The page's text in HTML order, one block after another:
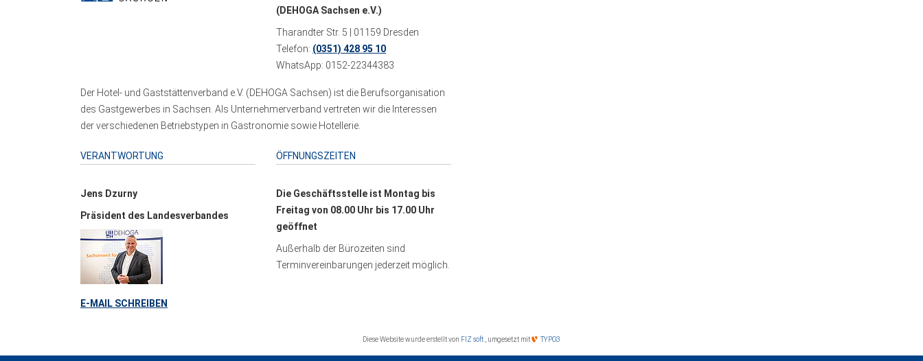
(DEHOGA Sachsen e.V.)
Tharandter Str. 5 | 01159 Dresden
Telefon: (0351) 428 95 10
WhatsApp: 0152-22344383
Der Hotel- und Gaststättenverband e.V. (DEHOGA Sachsen) ist die Berufsorganisation
des Gastgewerbes in Sachsen. Als Unternehmerverband vertreten wir die Interessen
der verschiedenen Betriebstypen in Gastronomie sowie Hotellerie.
VERANTWORTUNG
Jens Dzurny
Präsident des Landesverbandes
E-MAIL SCHREIBEN
ÖFFNUNGSZEITEN
Die Geschäftsstelle ist Montag bis
Freitag von 08.00 Uhr bis 17.00 Uhr
geöffnet
Außerhalb der Bürozeiten sind
Terminvereinbarungen jederzeit möglich.
Diese Website wurde erstellt von FIZ soft , umgesetzt mit TYPO3